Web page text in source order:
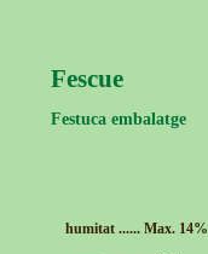
Fescue
Festuca embalatge
humitat ...... Max. 14%